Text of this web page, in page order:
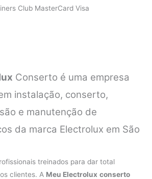
Club MasterCard Visa
Conserto é uma empresa
instalação, conserto,
e manutenção de
da marca Electrolux em São
treinados para dar total
clientes. A Meu Electrolux conserto